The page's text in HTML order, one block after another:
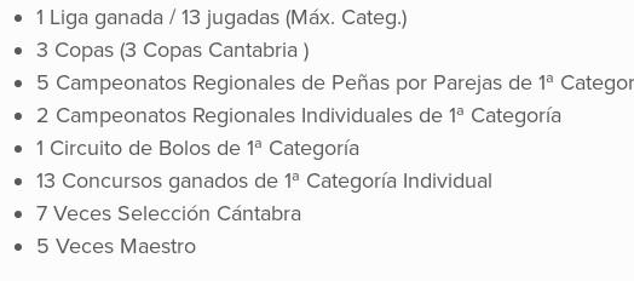
1 Liga ganada / 13 jugadas (Máx. Categ.)
3 Copas (3 Copas Cantabria )
5 Campeonatos Regionales de Peñas por Parejas de 1ª
2 Campeonatos Regionales Individuales de 1ª Categoría
1 Circuito de Bolos de 1ª Categoría
13 Concursos ganados de 1ª Categoría Individual
7 Veces Selección Cántabra
5 Veces Maestro